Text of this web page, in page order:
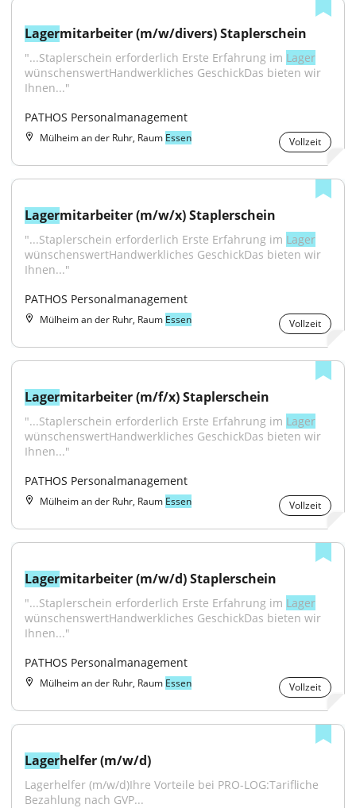
Lagermitarbeiter (m/w/divers) Staplerschein
"...Staplerschein erforderlich Erste Erfahrung im Lager
wünschenswertHandwerkliches GeschickDas bieten wir
Ihnen..."
PATHOS Personalmanagement
Mülheim an der Ruhr, Raum Essen Vollzeit
Lagermitarbeiter (m/w/x) Staplerschein
"...Staplerschein erforderlich Erste Erfahrung im Lager
wünschenswertHandwerkliches GeschickDas bieten wir
Ihnen..."
PATHOS Personalmanagement
Mülheim an der Ruhr, Raum Essen Vollzeit
Lagermitarbeiter (m/f/x) Staplerschein
"...Staplerschein erforderlich Erste Erfahrung im Lager
wünschenswertHandwerkliches GeschickDas bieten wir
Ihnen..."
PATHOS Personalmanagement
Mülheim an der Ruhr, Raum Essen Vollzeit
Lagermitarbeiter (m/w/d) Staplerschein
"...Staplerschein erforderlich Erste Erfahrung im Lager
wünschenswertHandwerkliches GeschickDas bieten wir
Ihnen..."
PATHOS Personalmanagement
Mülheim an der Ruhr, Raum Essen Vollzeit
Lagerhelfer (m/w/d)
Lagerhelfer (m/w/d)Ihre Vorteile bei PRO-LOG:Tarifliche
Bezahlung nach GVP...